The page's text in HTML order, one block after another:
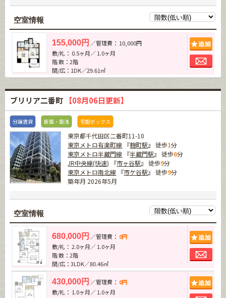
空室情報
155,000円 ／管理費： 10,000円
敷/礼： 0.5ヶ月／ 1.0ヶ月
階 数：2階
間/広：1DK／29.61㎡
ブリリア二番町 【08月06日更新】
分譲賃貸 新築・築浅 宅配ボックス
東京都千代田区二番町11-10
東京メトロ有楽町線 『麹町駅』 徒歩1分
東京メトロ半蔵門線 『半蔵門駅』 徒歩6分
JR中央線(快速) 『市ヶ谷駅』 徒歩9分
東京メトロ南北線 『市ケ谷駅』 徒歩9分
築年月 2026年5月
空室情報
680,000円 ／管理費： 0円
敷/礼： 2.0ヶ月／ 1.0ヶ月
階 数：2階
間/広：3LDK／80.46㎡
430,000円 ／管理費： 0円
敷/礼： 1.0ヶ月／ 1.0ヶ月